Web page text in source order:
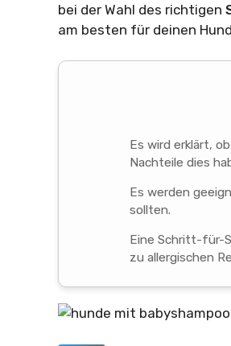
bei der Wahl des richtigen
am besten für deinen
Es wird erklärt,
Nachteile dies
Es werden
sollten.
Eine Schritt-für-
zu allergischen